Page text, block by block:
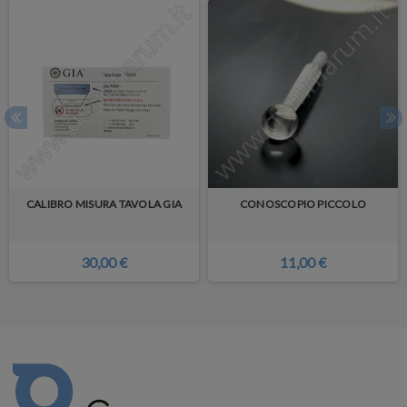
CALIBRO MISURA TAVOLA GIA
30,00 €
CONOSCOPIO PICCOLO
11,00 €